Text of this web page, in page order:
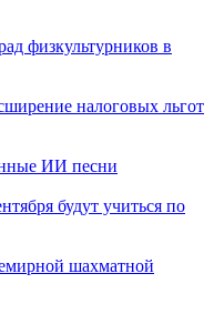
физкультурников в
налоговых льгот
ИИ песни
будут учиться по
шахматной